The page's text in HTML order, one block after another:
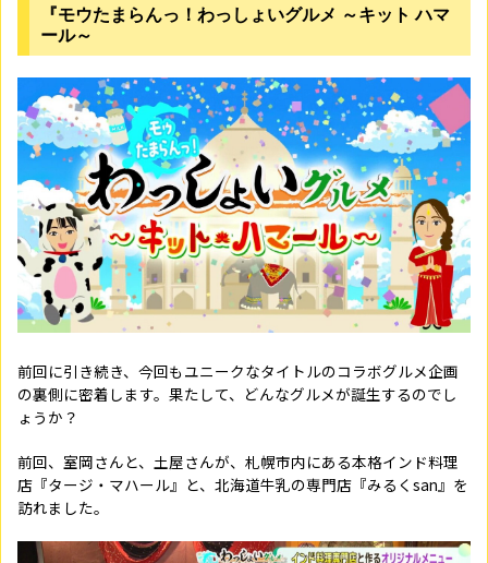
『モウたまらんっ！わっしょいグルメ ～キット ハマ
ール～
前回に引き続き、今回もユニークなタイトルのコラボグルメ企画
の裏側に密着します。果たして、どんなグルメが誕生するのでし
ょうか？
前回、室岡さんと、土屋さんが、札幌市内にある本格インド料理
店『タージ・マハール』と、北海道牛乳の専門店『みるくsan』を
訪れました。